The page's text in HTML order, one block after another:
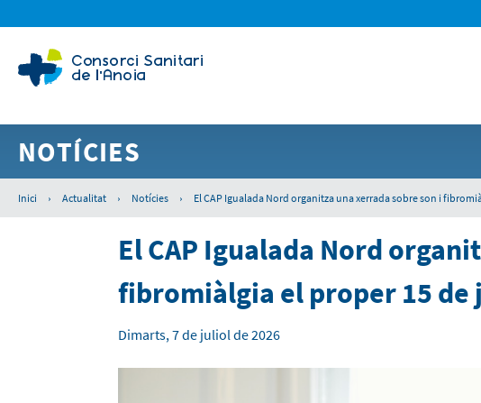
NOTÍCIES
Inici › Actualitat › Notícies › El CAP Igualada Nord organitza una xerrada sobre son i
El CAP Igualada Nord
fibromiàlgia el proper 15 de
Dimarts, 7 de juliol de 2026